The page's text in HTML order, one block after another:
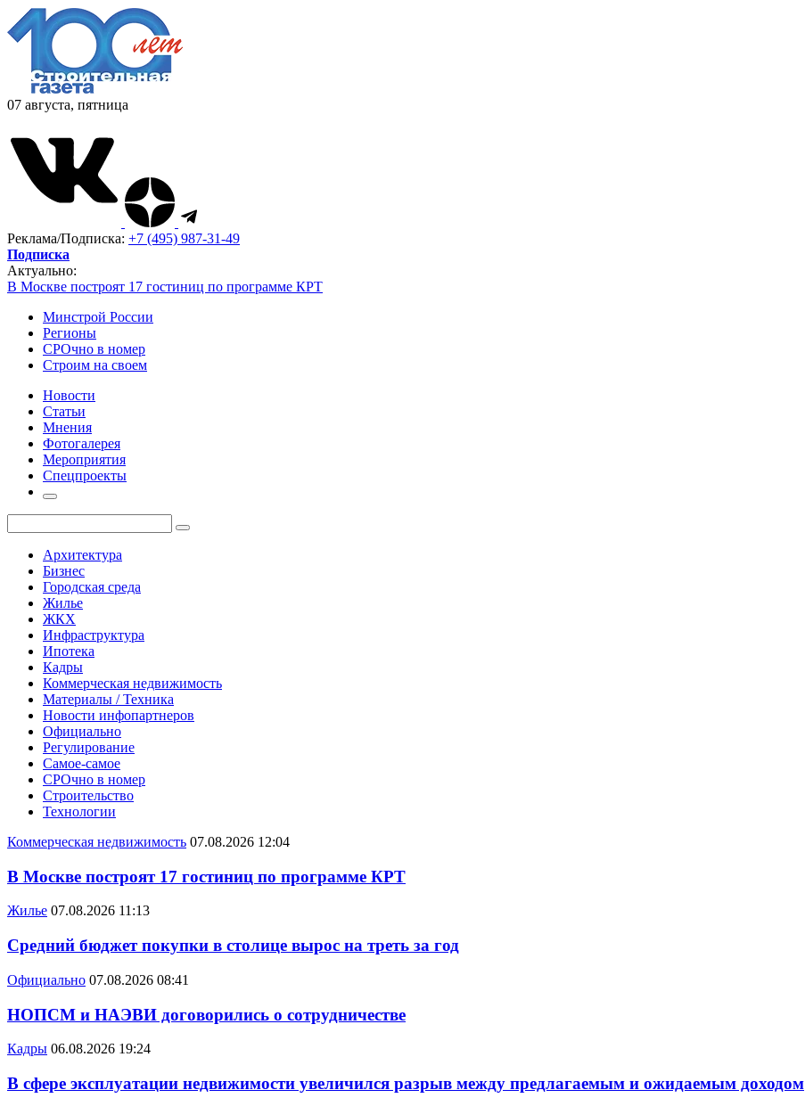
07 августа, пятница
Реклама/Подписка: +7 (495) 987-31-49
Подписка
Актуально:
В Москве построят 17 гостиниц по программе КРТ
Минстрой России
Регионы
СРОчно в номер
Строим на своем
Новости
Статьи
Мнения
Фотогалерея
Мероприятия
Спецпроекты
Архитектура
Бизнес
Городская среда
Жилье
ЖКХ
Инфраструктура
Ипотека
Кадры
Коммерческая недвижимость
Материалы / Техника
Новости инфопартнеров
Официально
Регулирование
Самое-самое
СРОчно в номер
Строительство
Технологии
Коммерческая недвижимость 07.08.2026 12:04
В Москве построят 17 гостиниц по программе КРТ
Жилье 07.08.2026 11:13
Средний бюджет покупки в столице вырос на треть за год
Официально 07.08.2026 08:41
НОПСМ и НАЭВИ договорились о сотрудничестве
Кадры 06.08.2026 19:24
В сфере эксплуатации недвижимости увеличился разрыв между предлагаемым и ожидаемым доходом